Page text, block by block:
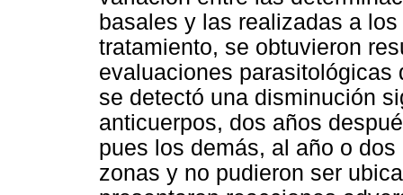
basales y las realizadas a
tratamiento, se obtuvieron
evaluaciones parasitológicas
se detectó una disminución
anticuerpos, dos años
pues los demás, al año o
zonas y no pudieron ser